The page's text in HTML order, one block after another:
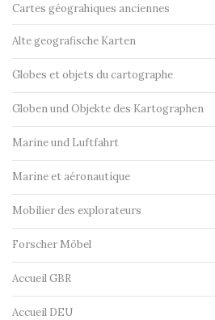
Cartes géograhiques anciennes
Alte geografische Karten
Globes et objets du cartographe
Globen und Objekte des Kartographen
Marine und Luftfahrt
Marine et aéronautique
Mobilier des explorateurs
Forscher Möbel
Accueil GBR
Accueil DEU